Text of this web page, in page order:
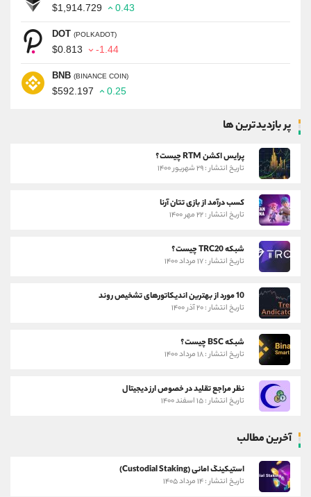
$1,914.729 0.43
DOT (POLKADOT)
$0.813 -1.44
BNB (BINANCE COIN)
$592.197 0.25
پر بازدیدترین ها
پرایس اکشن RTM چیست؟
تاریخ انتشار : ۲۹ شهریور ۱۴۰۰
کسب درآمد از بازی تتان آرنا
تاریخ انتشار : ۲۲ مهر ۱۴۰۰
شبکه TRC20 چیست؟
تاریخ انتشار : ۱۷ مرداد ۱۴۰۰
10 مورد از بهترین اندیکاتورهای تشخیص روند
تاریخ انتشار : ۲۰ آذر ۱۴۰۰
شبکه BSC چیست؟
تاریخ انتشار : ۱۸ مرداد ۱۴۰۰
نظر مراجع تقلید در خصوص ارز دیجیتال
تاریخ انتشار : ۱۵ اسفند ۱۴۰۰
آخرین مطالب
استیکینگ امانی (Custodial Staking)
تاریخ انتشار : ۱۴ مرداد ۱۴۰۵